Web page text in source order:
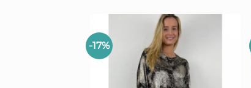
-17%